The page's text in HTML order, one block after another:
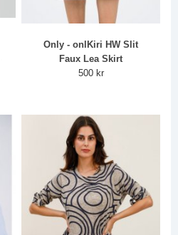
Only - onlKiri HW Slit
Faux Lea Skirt
500 kr